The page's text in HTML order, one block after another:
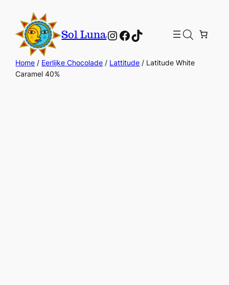
Sol LunaInstagram
Facebook
TikTok
Home / Eerlijke Chocolade / Lattitude / Latitude White
Caramel 40%